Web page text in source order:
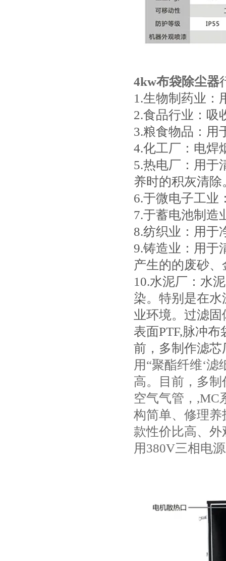
4kw布袋除尘器
1.生物制药业：
2.食品行业：吸
3.粮食物品：用
4.化工厂：电焊
5.热电厂：用于
养时的积灰清除
6.于微电子工业
7.于蓄电池制造
8.纺织业：用于
9.铸造业：用于
产生的的废砂
10.水泥厂：水
染。特别是在
业环境。过滤固
表面PTF,脉冲
前，多制作滤
用“聚酯纤维‘
高。目前，多
空气气管，,MC
构简单、修理
款性价比高、
用380V三相电